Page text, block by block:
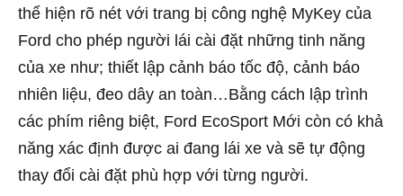
thể hiện rõ nét với trang bị công nghệ MyKey của
Ford cho phép người lái cài đặt những tinh năng
của xe như; thiết lập cảnh báo tốc độ, cảnh báo
nhiên liệu, đeo dây an toàn…Bằng cách lập trình
các phím riêng biệt, Ford EcoSport Mới còn có khả
năng xác định được ai đang lái xe và sẽ tự động
thay đổi cài đặt phù hợp với từng người.